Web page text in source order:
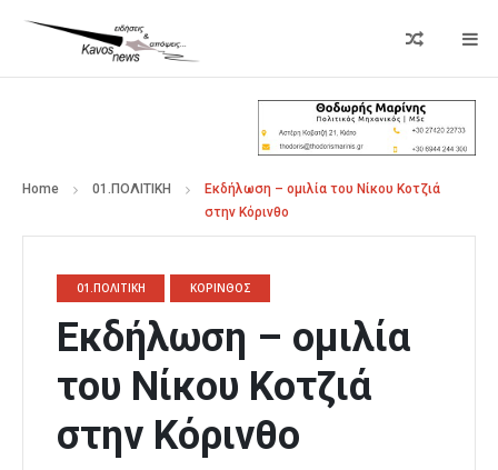
Home 01.ΠΟΛΙΤΙΚΗ
Εκδήλωση – ομιλία του Νίκου Κοτζιά
στην Κόρινθο
01.ΠΟΛΙΤΙΚΗ ΚΟΡΙΝΘΟΣ
Εκδήλωση – ομιλία
του Νίκου Κοτζιά
στην Κόρινθο